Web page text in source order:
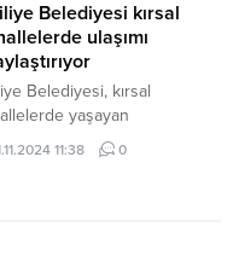
Belediyesi kırsal
ulaşımı
Belediyesi, kırsal
yaşayan
ulaşımını
için yoğun bir
11:38 0